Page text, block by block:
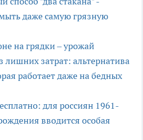
даже самую грязную
на грядки – урожай
лишних затрат: альтернатива
работает даже на бедных
для россиян 1961-
вводится особая